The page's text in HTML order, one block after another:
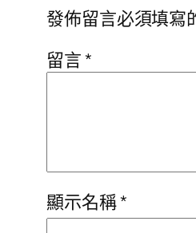
發佈留言必須填寫
留言*
顯示名稱*